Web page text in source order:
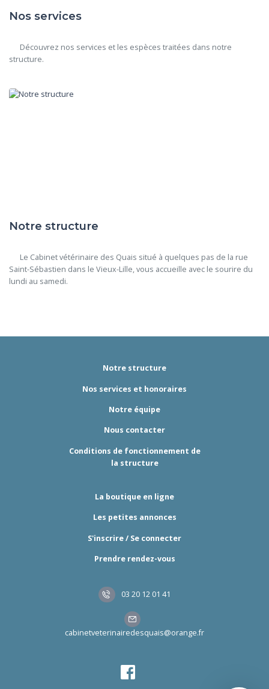
Nos services
structure.
Notre structure
Saint-Sébastien dans le Vieux-Lille, vous accueille avec le sourire du
lundi au samedi.
Notre structure
Nos services et honoraires
Notre équipe
Nous contacter
Conditions de fonctionnement de
la structure
La boutique en ligne
Les petites annonces
S'inscrire / Se connecter
Prendre rendez-vous
03 20 12 01 41
cabinetveterinairedesquais@orange.fr